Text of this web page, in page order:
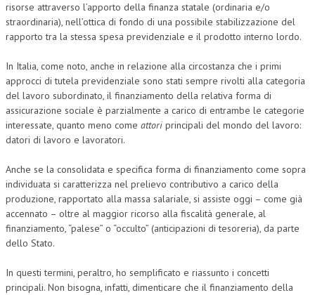
risorse attraverso l’apporto della finanza statale (ordinaria e/o
straordinaria), nell’ottica di fondo di una possibile stabilizzazione del
rapporto tra la stessa spesa previdenziale e il prodotto interno lordo.
In Italia, come noto, anche in relazione alla circostanza che i primi
approcci di tutela previdenziale sono stati sempre rivolti alla categoria
del lavoro subordinato, il finanziamento della relativa forma di
assicurazione sociale è parzialmente a carico di entrambe le categorie
interessate, quanto meno come attori principali del mondo del lavoro:
datori di lavoro e lavoratori.
Anche se la consolidata e specifica forma di finanziamento come sopra
individuata si caratterizza nel prelievo contributivo a carico della
produzione, rapportato alla massa salariale, si assiste oggi – come già
accennato – oltre al maggior ricorso alla fiscalità generale, al
finanziamento, “palese” o “occulto” (anticipazioni di tesoreria), da parte
dello Stato.
In questi termini, peraltro, ho semplificato e riassunto i concetti
principali. Non bisogna, infatti, dimenticare che il finanziamento della